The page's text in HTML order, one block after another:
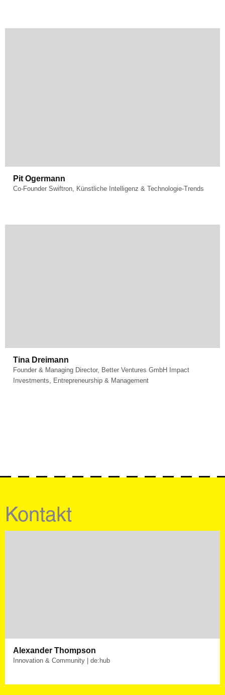
Fachgebiet:Artificial Intelligence
Pit Ogermann
Co-Founder Swiftron, Künstliche Intelligenz & Technologie-Trends
Fachgebiet:Ventures
Tina Dreimann
Founder & Managing Director, Better Ventures GmbH Impact
Investments, Entrepreneurship & Management
Kontakt
Lieblingsapp:Insight Timer
Alexander Thompson
Innovation & Community | de:hub